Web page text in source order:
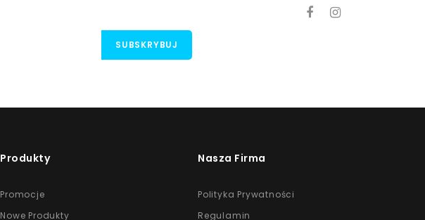
Produkty
Promocje
Nowe Produkty
Nasza Firma
Polityka Prywatności
Regulamin